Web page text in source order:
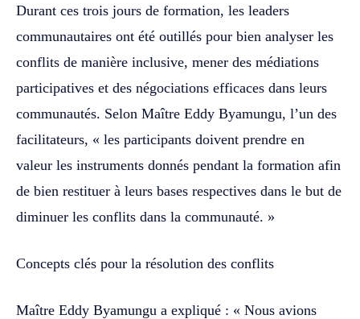
Durant ces trois jours de formation, les leaders
communautaires ont été outillés pour bien analyser les
conflits de manière inclusive, mener des médiations
participatives et des négociations efficaces dans leurs
communautés. Selon Maître Eddy Byamungu, l’un des
facilitateurs, « les participants doivent prendre en
valeur les instruments donnés pendant la formation afin
de bien restituer à leurs bases respectives dans le but de
diminuer les conflits dans la communauté. »
Concepts clés pour la résolution des conflits
Maître Eddy Byamungu a expliqué : « Nous avions